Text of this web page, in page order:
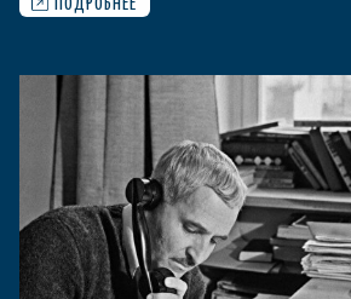
ПОДРОБНЕЕ